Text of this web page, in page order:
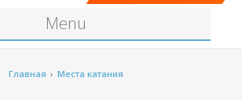
Menu
Главная › Места катания